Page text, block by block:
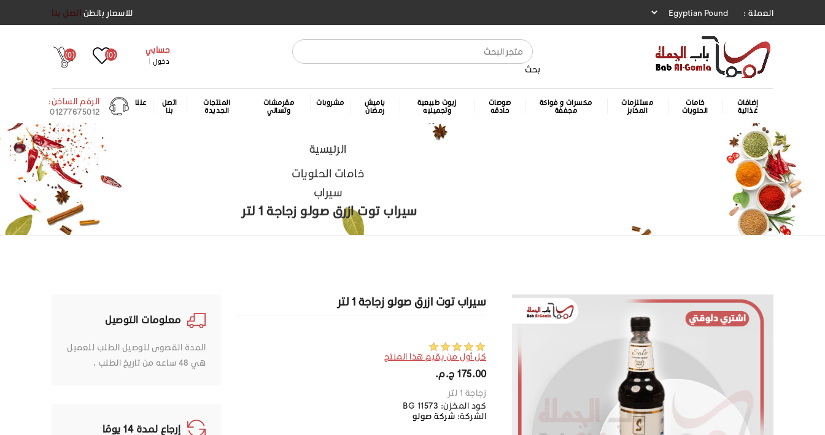
العملة : للاسعار بالطن اتصل بنا
بحث
حسابي
دخول
(0)
(0)
إضافات
غذائية
خامات
الحلويات
مستلزمات
المخابز
مكسرات و فواكة
مجففة
صوصات
حادقه
زيوت طبيعية
وتجميليه
ياميش
رمضان
مشروبات
مقرمشات
وتسالي
المنتجات
الجديدة
اتصل
بنا
عننا
الرقم الساخن:
01277675012
الرئيسية
خامات الحلويات
سيراب
سيراب توت ازرق صولو زجاجة 1 لتر
سيراب توت ازرق صولو زجاجة 1 لتر
كل أول من يقيم هذا المنتج
175.00 ج.م.‏
زجاجة 1 لتر
كود المخزن: BG 11573
الشركة: شركة صولو
معلومات التوصيل
المدة القصوى لتوصيل الطلب للعميل
هي 48 ساعه من تاريخ الطلب .
إرجاع لمدة 14 يومًا